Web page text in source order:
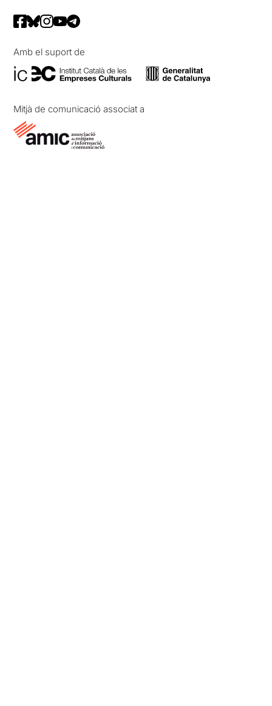
Amb el suport de
Mitjà de comunicació associat a